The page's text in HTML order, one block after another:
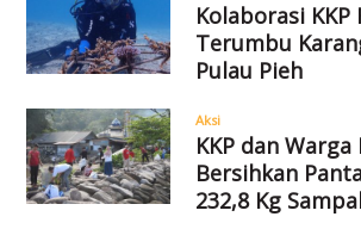
Kolaborasi
Terumbu
Pulau Pieh
Aksi
KKP dan Warga
Bersihkan
232,8 Kg